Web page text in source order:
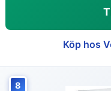
Köp hos
8